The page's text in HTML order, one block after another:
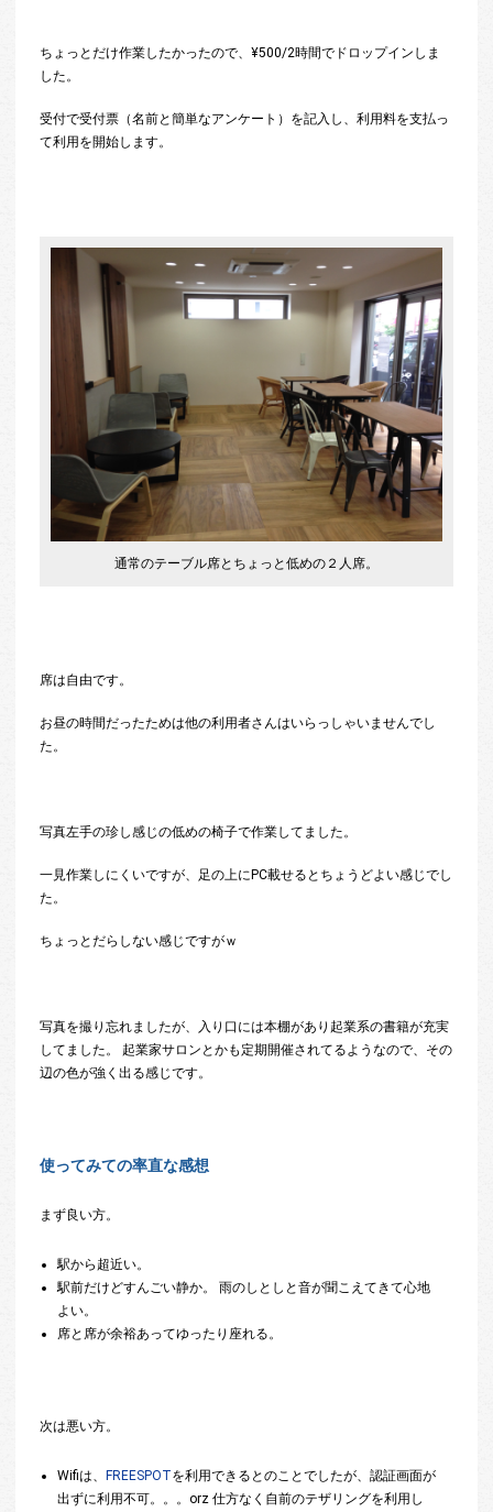
ちょっとだけ作業したかったので、¥500/2時間でドロップインしま
した。
受付で受付票（名前と簡単なアンケート）を記入し、利用料を支払っ
て利用を開始します。
通常のテーブル席とちょっと低めの２人席。
席は自由です。
お昼の時間だったためは他の利用者さんはいらっしゃいませんでし
た。
写真左手の珍し感じの低めの椅子で作業してました。
一見作業しにくいですが、足の上にPC載せるとちょうどよい感じでし
た。
ちょっとだらしない感じですがｗ
写真を撮り忘れましたが、入り口には本棚があり起業系の書籍が充実
してました。 起業家サロンとかも定期開催されてるようなので、その
辺の色が強く出る感じです。
使ってみての率直な感想
まず良い方。
駅から超近い。
駅前だけどすんごい静か。 雨のしとしと音が聞こえてきて心地
よい。
席と席が余裕あってゆったり座れる。
次は悪い方。
Wifiは、 FREESPOTを利用できるとのことでしたが、認証画面が
出ずに利用不可。。。orz 仕方なく自前のテザリングを利用し